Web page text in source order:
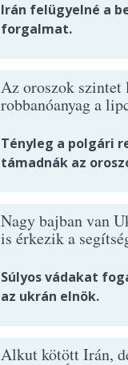
Irán felügyelné a
forgalmat.
Az oroszok szintet
robbanóanyag a
Tényleg a polgári
támadnák az
Nagy bajban van
is érkezik a
Súlyos vádakat
az ukrán elnök.
Alkut kötött Irán,